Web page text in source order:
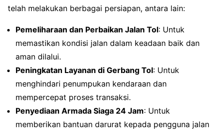
telah melakukan berbagai persiapan, antara lain:
Pemeliharaan dan Perbaikan Jalan Tol: Untuk
memastikan kondisi jalan dalam keadaan baik dan
aman dilalui.
Peningkatan Layanan di Gerbang Tol: Untuk
menghindari penumpukan kendaraan dan
mempercepat proses transaksi.
Penyediaan Armada Siaga 24 Jam: Untuk
memberikan bantuan darurat kepada pengguna jalan